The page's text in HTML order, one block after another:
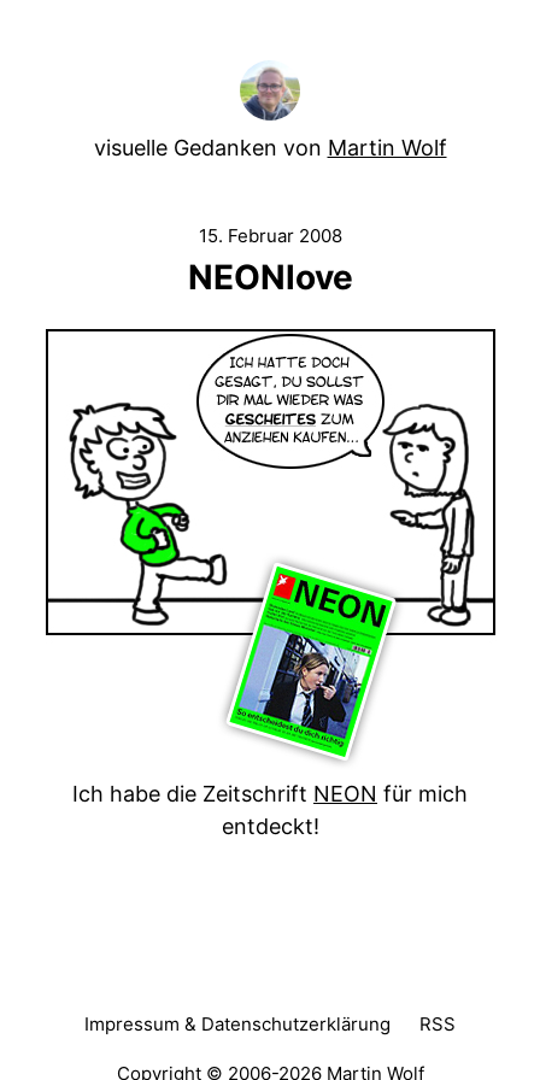
visuelle Gedanken von Martin Wolf
15. Februar 2008
NEONlove
Ich habe die Zeitschrift NEON für mich
entdeckt!
Impressum & Datenschutzerklärung RSS
Copyright © 2006-2026 Martin Wolf